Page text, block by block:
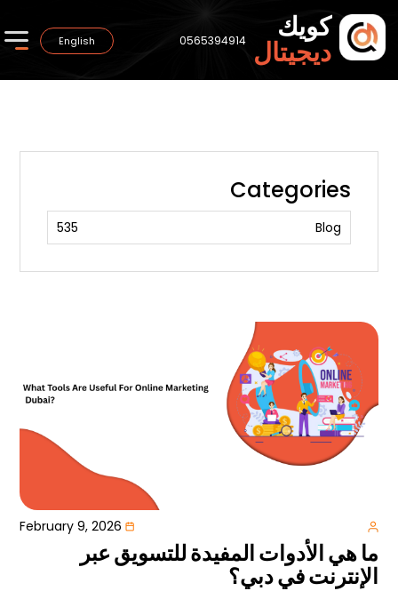
كويك
ديجيتال 0565394914
English
February 9, 2026
ما هي الأدوات المفيدة للتسويق عبر
الإنترنت في دبي؟
Categories
Blog
535